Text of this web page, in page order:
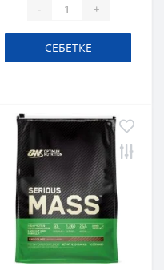
- +
СЕБЕТКЕ